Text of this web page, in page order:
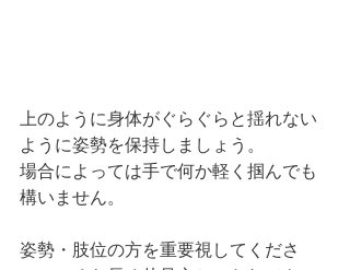
上のように身体がぐらぐらと揺れない
ように姿勢を保持しましょう。
場合によっては手で何か軽く掴んでも
構いません。
姿勢・肢位の方を重要視してくださ